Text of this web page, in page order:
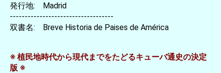
発行地: Madrid
-----------------------------------
双書名: Breve Historia de Paises de América
※ 植民地時代から現代までをたどるキューバ通史の決定
版 ※